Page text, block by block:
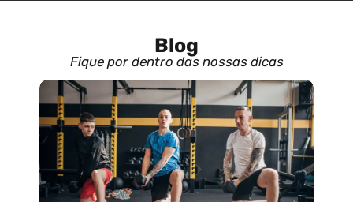
Blog
Fique por dentro das nossas dicas